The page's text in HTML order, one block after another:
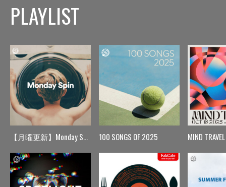
PLAYLIST
【月曜更新】Monday Spin 100 SONGS OF 2025 MIND TRAVEL